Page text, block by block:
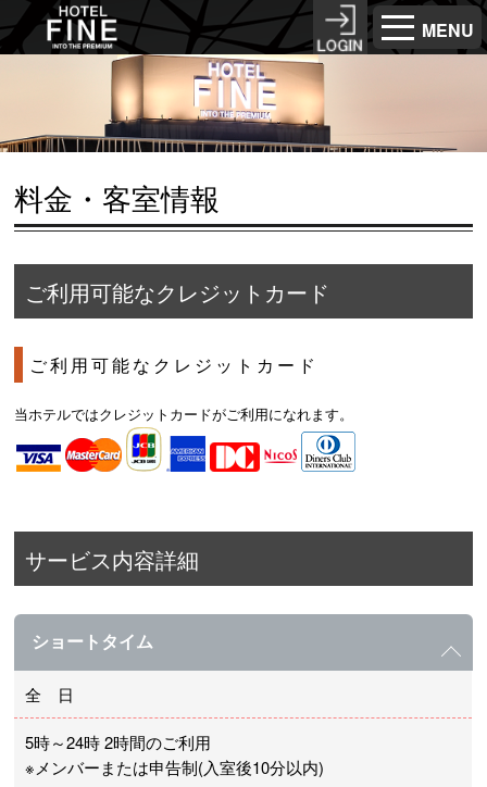
MENU
料金・客室情報
ご利用可能なクレジットカード
ご利用可能なクレジットカード
当ホテルではクレジットカードがご利用になれます。
サービス内容詳細
ショートタイム
全 日
5時～24時 2時間のご利用
※メンバーまたは申告制(入室後10分以内)